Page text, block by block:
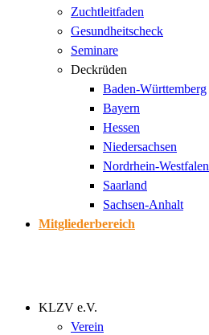
Zuchtleitfaden
Gesundheitscheck
Seminare
Deckrüden
Baden-Württemberg
Bayern
Hessen
Niedersachsen
Nordrhein-Westfalen
Saarland
Sachsen-Anhalt
Mitgliederbereich
KLZV e.V.
Verein